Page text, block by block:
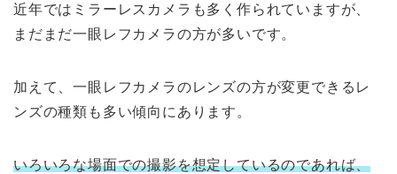
近年ではミラーレスカメラも多く作られていますが、
まだまだ一眼レフカメラの方が多いです。
加えて、一眼レフカメラのレンズの方が変更できるレ
ンズの種類も多い傾向にあります。
いろいろな場面での撮影を想定しているのであれば、